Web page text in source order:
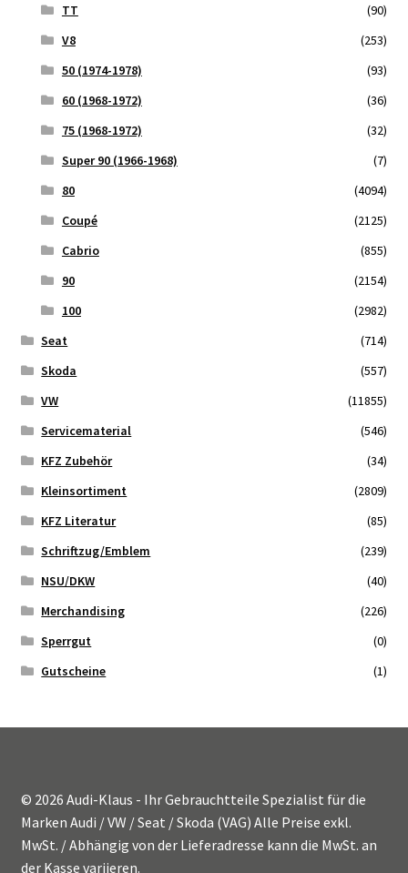
TT
(90)
V8
(253)
50 (1974-1978)
(93)
60 (1968-1972)
(36)
75 (1968-1972)
(32)
Super 90 (1966-1968)
(7)
80
(4094)
Coupé
(2125)
Cabrio
(855)
90
(2154)
100
(2982)
Seat
(714)
Skoda
(557)
VW
(11855)
Servicematerial
(546)
KFZ Zubehör
(34)
Kleinsortiment
(2809)
KFZ Literatur
(85)
Schriftzug/Emblem
(239)
NSU/DKW
(40)
Merchandising
(226)
Sperrgut
(0)
Gutscheine
(1)
© 2026 Audi-Klaus - Ihr Gebrauchtteile Spezialist für die
Marken Audi / VW / Seat / Skoda (VAG) Alle Preise exkl.
MwSt. / Abhängig von der Lieferadresse kann die MwSt. an
der Kasse variieren.